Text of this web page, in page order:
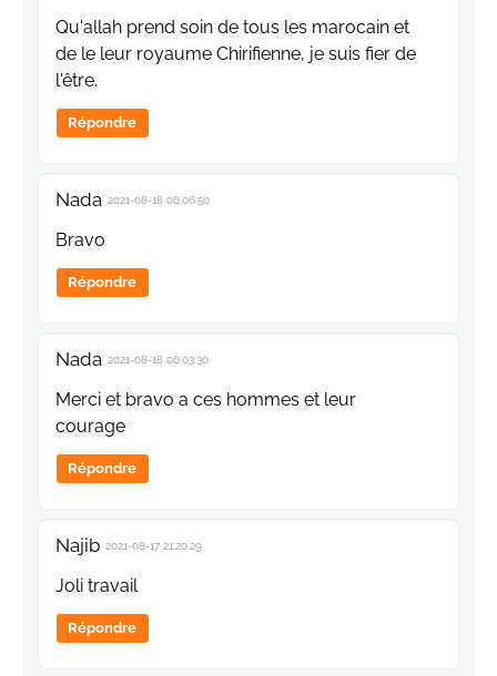
Qu'allah prend soin de tous les marocain et
de le leur royaume Chirifienne, je suis fier de
l'être.
Répondre
Nada 2021-08-18 06:06:50
Bravo
Répondre
Nada 2021-08-18 06:03:30
Merci et bravo a ces hommes et leur
courage
Répondre
Najib 2021-08-17 21:20:29
Joli travail
Répondre